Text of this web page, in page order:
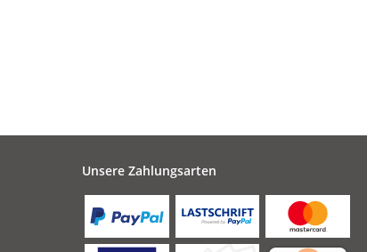
Unsere Zahlungsarten